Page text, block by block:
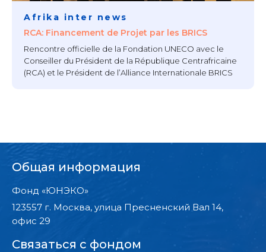
Afrika inter news
RCA: Financement de Projet par les BRICS
Rencontre officielle de la Fondation UNECO avec le
Conseiller du Président de la République Centrafricaine
(RCA) et le Président de l’Alliance Internationale BRICS
Общая информация
Фонд «ЮНЭКО»
123557 г. Москва, улица Пресненский Вал 14,
офис 29
Связаться с фондом